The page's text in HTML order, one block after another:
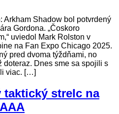
Arkham Shadow bol potvrdený
Gordona. „Čoskoro
uviedol Mark Rolston v
na Fan Expo Chicago 2025.
pred dvoma týždňami, no
doteraz. Dnes sme sa spojili s
viac. […]
taktický strelc na